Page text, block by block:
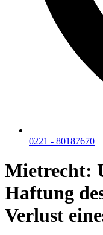
0221 - 80187670
Mietrecht:
Haftung
Verlust